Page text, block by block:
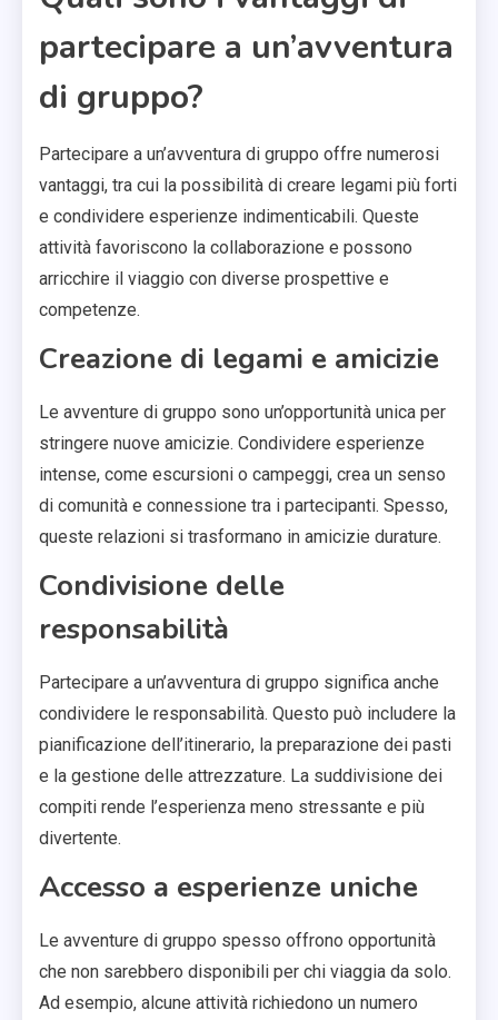
partecipare a un’avventura
di gruppo?
Partecipare a un’avventura di gruppo offre numerosi
vantaggi, tra cui la possibilità di creare legami più forti
e condividere esperienze indimenticabili. Queste
attività favoriscono la collaborazione e possono
arricchire il viaggio con diverse prospettive e
competenze.
Creazione di legami e amicizie
Le avventure di gruppo sono un’opportunità unica per
stringere nuove amicizie. Condividere esperienze
intense, come escursioni o campeggi, crea un senso
di comunità e connessione tra i partecipanti. Spesso,
queste relazioni si trasformano in amicizie durature.
Condivisione delle
responsabilità
Partecipare a un’avventura di gruppo significa anche
condividere le responsabilità. Questo può includere la
pianificazione dell’itinerario, la preparazione dei pasti
e la gestione delle attrezzature. La suddivisione dei
compiti rende l’esperienza meno stressante e più
divertente.
Accesso a esperienze uniche
Le avventure di gruppo spesso offrono opportunità
che non sarebbero disponibili per chi viaggia da solo.
Ad esempio, alcune attività richiedono un numero